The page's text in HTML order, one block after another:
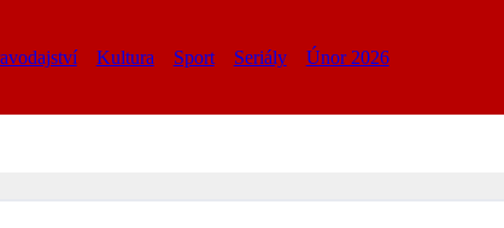
Kultura Sport Seriály Únor 2026